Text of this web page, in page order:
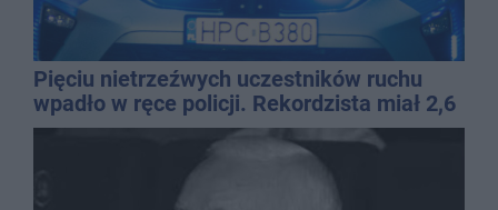
Pięciu nietrzeźwych uczestników ruchu
wpadło w ręce policji. Rekordzista miał 2,6
promila